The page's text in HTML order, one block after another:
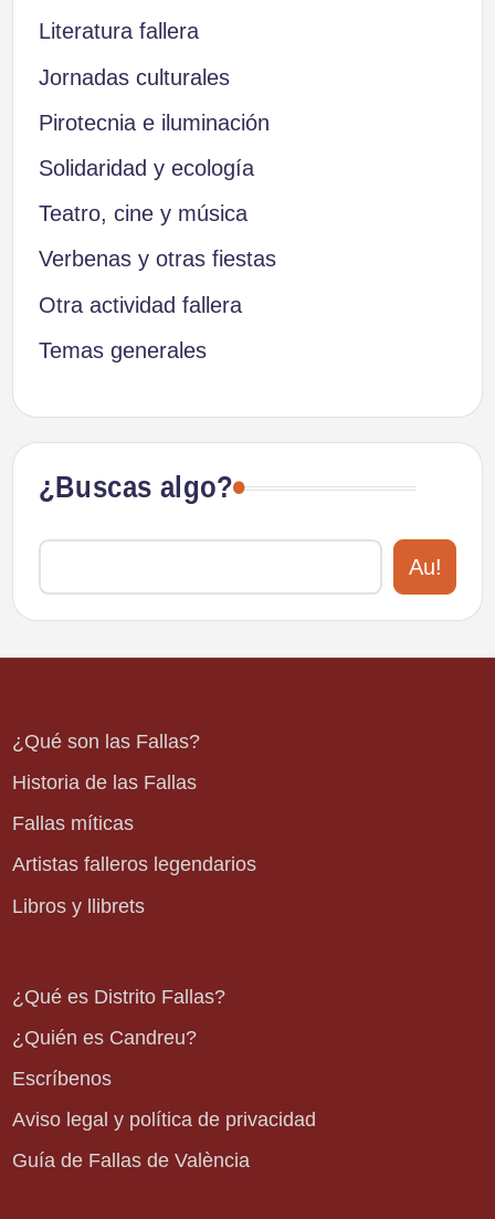
Literatura fallera
Jornadas culturales
Pirotecnia e iluminación
Solidaridad y ecología
Teatro, cine y música
Verbenas y otras fiestas
Otra actividad fallera
Temas generales
¿Buscas algo?
Au!
¿Qué son las Fallas?
Historia de las Fallas
Fallas míticas
Artistas falleros legendarios
Libros y llibrets
¿Qué es Distrito Fallas?
¿Quién es Candreu?
Escríbenos
Aviso legal y política de privacidad
Guía de Fallas de València